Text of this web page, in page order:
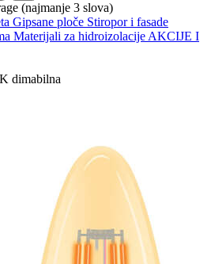
(najmanje 3 slova)
Gipsane ploče Stiropor i fasade
Materijali za hidroizolacije AKCIJE I
dimabilna